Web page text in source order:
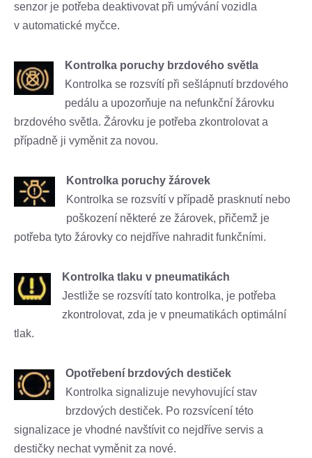
senzor je potřeba deaktivovat při umývání vozidla
v automatické myčce.
Kontrolka poruchy brzdového světla
Kontrolka se rozsvítí při sešlápnutí brzdového
pedálu a upozorňuje na nefunkční žárovku
brzdového světla. Žárovku je potřeba zkontrolovat a
případně ji vyměnit za novou.
Kontrolka poruchy žárovek
Kontrolka se rozsvítí v případě prasknutí nebo
poškození některé ze žárovek, přičemž je
potřeba tyto žárovky co nejdříve nahradit funkčními.
Kontrolka tlaku v pneumatikách
Jestliže se rozsvítí tato kontrolka, je potřeba
zkontrolovat, zda je v pneumatikách optimální
tlak.
Opotřebení brzdových destiček
Kontrolka signalizuje nevyhovující stav
brzdových destiček. Po rozsvícení této
signalizace je vhodné navštívit co nejdříve servis a
destičky nechat vyměnit za nové.